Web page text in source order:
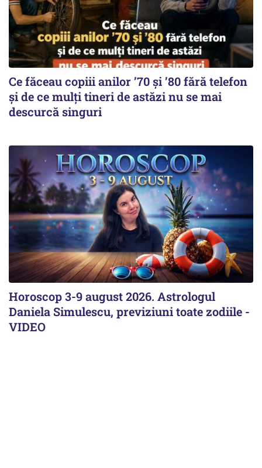
Ce făceau copiii anilor ’70 și ’80 fără telefon
și de ce mulți tineri de astăzi nu se mai
descurcă singuri
Horoscop 3-9 august 2026. Astrologul
Daniela Simulescu, previziuni toate zodiile -
VIDEO